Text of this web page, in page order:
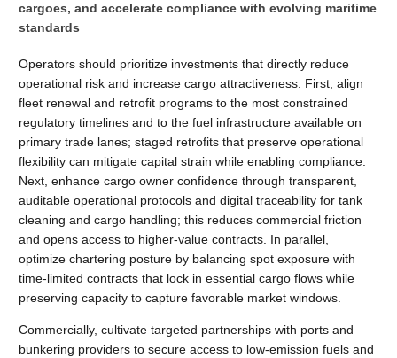
cargoes, and accelerate compliance with evolving maritime
standards
Operators should prioritize investments that directly reduce
operational risk and increase cargo attractiveness. First, align
fleet renewal and retrofit programs to the most constrained
regulatory timelines and to the fuel infrastructure available on
primary trade lanes; staged retrofits that preserve operational
flexibility can mitigate capital strain while enabling compliance.
Next, enhance cargo owner confidence through transparent,
auditable operational protocols and digital traceability for tank
cleaning and cargo handling; this reduces commercial friction
and opens access to higher-value contracts. In parallel,
optimize chartering posture by balancing spot exposure with
time-limited contracts that lock in essential cargo flows while
preserving capacity to capture favorable market windows.
Commercially, cultivate targeted partnerships with ports and
bunkering providers to secure access to low-emission fuels and